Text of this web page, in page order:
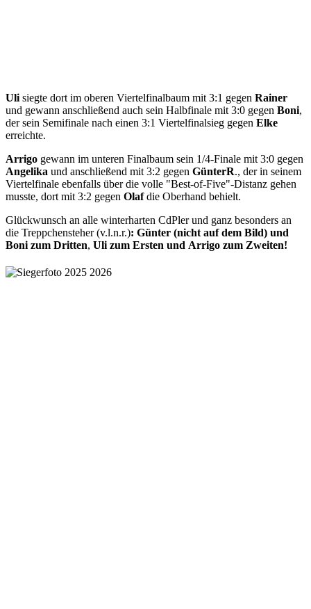
Uli siegte dort im oberen Viertelfinalbaum mit 3:1 gegen Rainer
und gewann anschließend auch sein Halbfinale mit 3:0 gegen Boni,
der sein Semifinale nach einen 3:1 Viertelfinalsieg gegen Elke
erreichte.
Arrigo gewann im unteren Finalbaum sein 1/4-Finale mit 3:0 gegen
Angelika und anschließend mit 3:2 gegen GünterR., der in seinem
Viertelfinale ebenfalls über die volle "Best-of-Five"-Distanz gehen
musste, dort mit 3:2 gegen Olafdie Oberhand behielt.
Glückwunsch an alle winterharten CdPler und ganz besonders an
die Treppchensteher (v.l.n.r.): Günter (nicht auf dem Bild) und
Boni zum Dritten, Uli zum Ersten und Arrigo zum Zweiten!